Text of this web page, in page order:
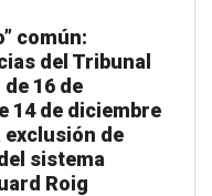
común:
del Tribunal
16 de
14 de diciembre
exclusión de
sistema
Roig